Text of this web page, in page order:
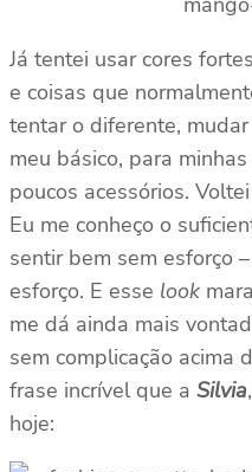
Já tentei usar cores
e coisas que
tentar o diferente,
meu básico, para
poucos acessórios.
Eu me conheço o
sentir bem sem esforço
esforço. E esse look
me dá ainda mais
sem complicação acima
frase incrível que a Silvia
hoje: